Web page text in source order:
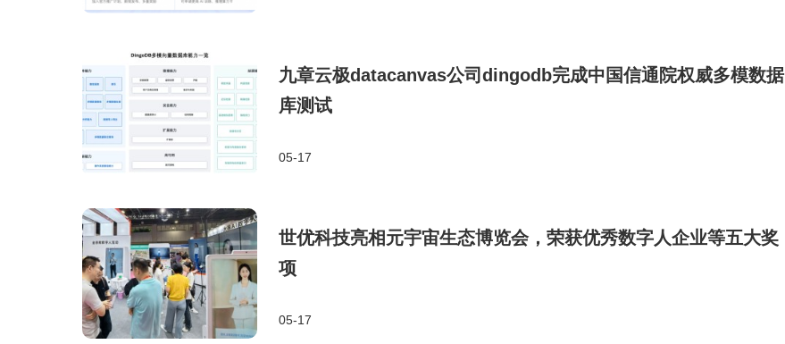
九章云极datacanvas公司dingodb完成中国信通院权威多模数据
库测试
05-17
世优科技亮相元宇宙生态博览会，荣获优秀数字人企业等五大奖
项
05-17